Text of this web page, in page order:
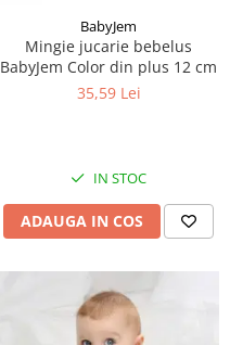
BabyJem
Mingie jucarie bebelus
BabyJem Color din plus 12 cm
35,59 Lei
IN STOC
ADAUGA IN COS